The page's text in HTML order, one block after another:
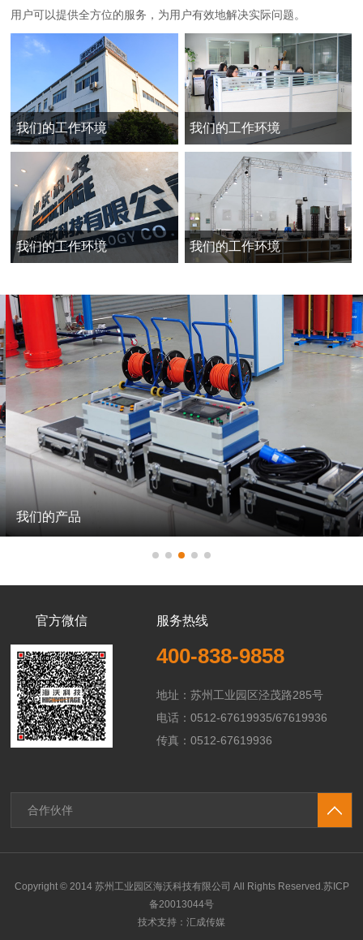
用户可以提供全方位的服务，为用户有效地解决实际问题。
我们的工作环境 我们的工作环境
我们的工作环境 我们的工作环境
我们的产品
官方微信 服务热线
400-838-9858
地址：苏州工业园区泾茂路285号
电话：0512-67619935/67619936
传真：0512-67619936
合作伙伴
Copyright © 2014 苏州工业园区海沃科技有限公司 All Rights Reserved.苏ICP
备20013044号
技术支持： 汇成传媒